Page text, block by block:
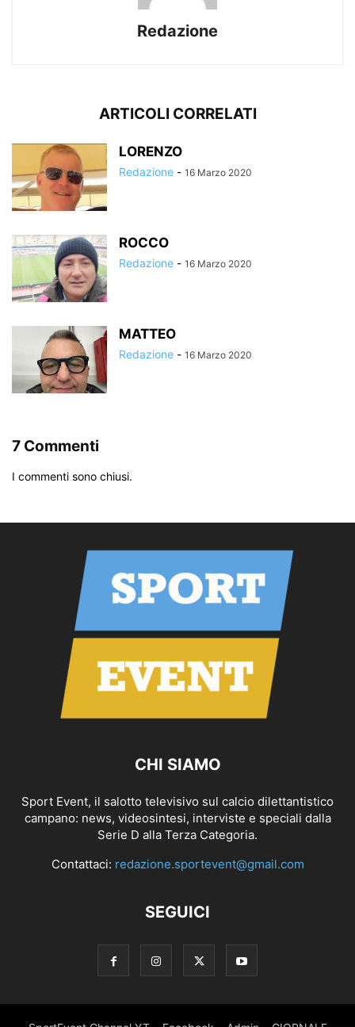
Redazione
ARTICOLI CORRELATI
LORENZO
Redazione - 16 Marzo 2020
ROCCO
Redazione - 16 Marzo 2020
MATTEO
Redazione - 16 Marzo 2020
7 Commenti
I commenti sono chiusi.
CHI SIAMO
Sport Event, il salotto televisivo sul calcio dilettantistico
campano: news, videosintesi, interviste e speciali dalla
Serie D alla Terza Categoria.
Contattaci: redazione.sportevent@gmail.com
SEGUICI